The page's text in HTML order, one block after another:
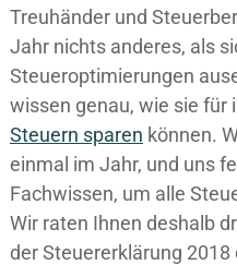
Treuhänder und
Jahr nichts anderes, als
Steueroptimierungen
wissen genau, wie sie für
Steuern sparen können.
einmal im Jahr, und uns
Fachwissen, um alle
Wir raten Ihnen deshalb
der Steuererklärung 2018